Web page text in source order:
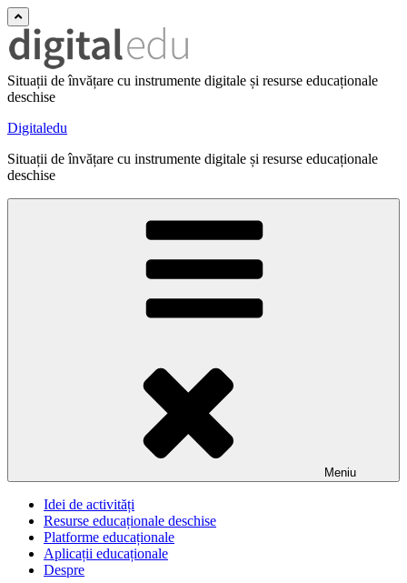
Situații de învățare cu instrumente digitale și resurse educaționale
deschise
Digitaledu
Situații de învățare cu instrumente digitale și resurse educaționale
deschise
Meniu
Idei de activități
Resurse educaționale deschise
Platforme educaționale
Aplicații educaționale
Despre